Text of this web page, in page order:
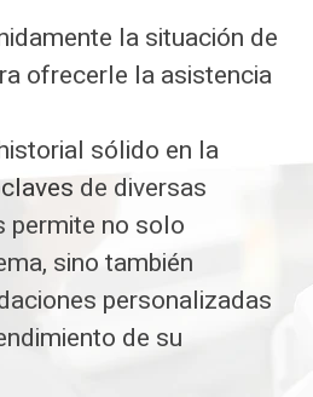
la situación de
ofrecerle la asistencia
sólido en la
de diversas
permite no solo
sino también
personalizadas
de su